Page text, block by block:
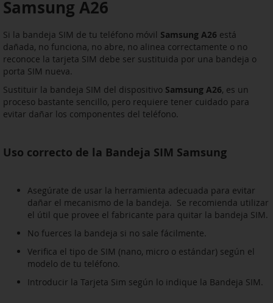
Samsung A26
Si la bandeja SIM de tu teléfono móvil Samsung A26 está
dañada, no funciona, no abre, no alinea correctamente o no
reconoce la tarjeta SIM debe ser sustituida por una bandeja o
porta SIM nueva.
Sustituir la bandeja SIM del dispositivo Samsung A26, es un
proceso bastante sencillo, pero requiere tener cuidado para
evitar dañar los componentes del teléfono.
Uso correcto de la Bandeja SIM Samsung
Asegúrate de usar la herramienta adecuada para evitar
dañar el mecanismo de la bandeja. Se recomienda utilizar
el útil que provee el fabricante para quitar la bandeja SIM.
No fuerces la bandeja si no sale fácilmente.
Verifica el tipo de SIM (nano, micro o estándar) según el
modelo de tu teléfono.
Introducir la Tarjeta Sim según lo indique la Bandeja SIM.